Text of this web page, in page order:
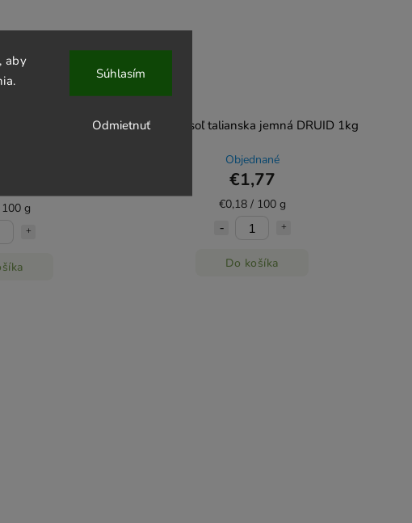
aby
Odmietnuť
Súhlasím
g
Morská soľ talianska jemná DRUID 1kg
Objednané
€1,77
€0,18 / 100 g
Do košíka